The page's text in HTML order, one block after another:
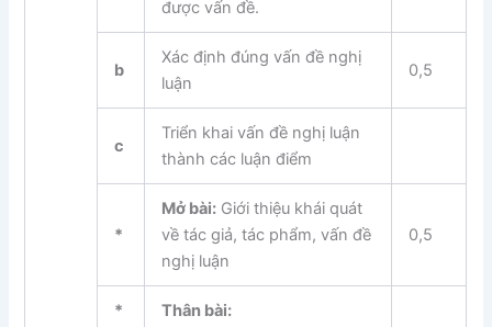
được vấn đề.
b
Xác định đúng vấn đề nghị
luận
0,5
c
Triển khai vấn đề nghị luận
thành các luận điểm
*
Mở bài: Giới thiệu khái quát
về tác giả, tác phẩm, vấn đề
nghị luận
0,5
* Thân bài: